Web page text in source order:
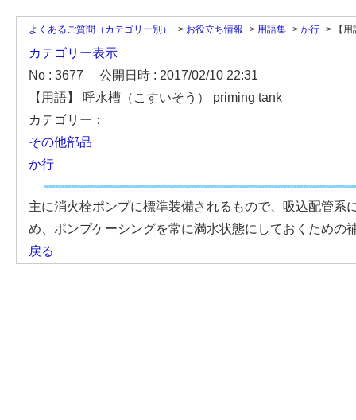
よくあるご質問（カテゴリー別） > お役立ち情報 > 用語集 > か行 > 【
カテゴリー表示
No : 3677
公開日時 : 2017/02/10 22:31
【用語】 呼水槽（こすいそう） priming tank
カテゴリー：
その他部品
か行
主に消火栓ポンプに標準装備されるもので、吸込配管
め、ポンプケーシングを常に満水状態にしておくための
戻る